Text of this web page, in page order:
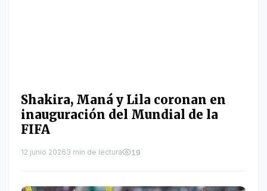
Shakira, Maná y Lila coronan en
inauguración del Mundial de la
FIFA
12 junio 20263 min de lectura 19